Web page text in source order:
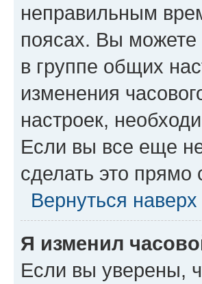
неправильным
поясах. Вы можете
в группе общих
изменения
настроек,
Если вы все еще
сделать это прямо
Вернуться наверх
Я изменил
Если вы уверены,